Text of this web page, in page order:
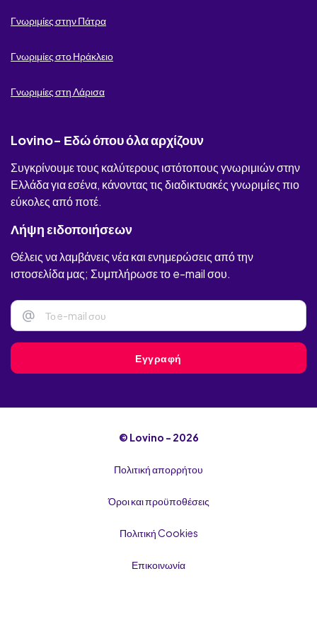
Eligible Greeks
Lov
ΆτακτοΦλερτ
Erodate
Tender Mums
Asvgoume
Fatsa
Γνωριμίες στην Πάτρα
Γνωριμίες στο Ηράκλειο
Γνωριμίες στη Λάρισα
Lovino- Εδώ όπου όλα αρχίζουν
Συγκρίνουμε τους καλύτερους ιστότοπους γνωριμιών στην
Ελλάδα για εσένα, κάνοντας τις διαδικτυακές γνωριμίες πιο
εύκολες από ποτέ.
Λήψη ειδοποιήσεων
Θέλεις να λαμβάνεις νέα και ενημερώσεις από την
ιστοσελίδα μας; Συμπλήρωσε το e-mail σου.
@
Εγγραφή
© Lovino - 2026
Πολιτική απορρήτου
Όροι και προϋποθέσεις
Πολιτική Cookies
Επικοινωνία